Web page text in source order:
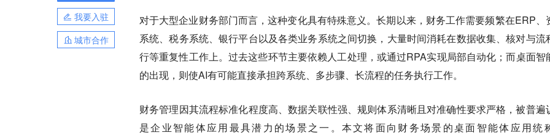
我要入驻
城市合作
对于大型企业财务部门而言，这种变化具有特殊意义。长期以来，财务工作需要频繁在ERP、
系统、税务系统、银行平台以及各类业务系统之间切换，大量时间消耗在数据收集、核对与流
行等重复性工作上。过去这些环节主要依赖人工处理，或通过RPA实现局部自动化；而桌面智
的出现，则使AI有可能直接承担跨系统、多步骤、长流程的任务执行工作。
财务管理因其流程标准化程度高、数据关联性强、规则体系清晰且对准确性要求严格，被普遍
是企业智能体应用最具潜力的场景之一。本文将面向财务场景的桌面智能体应用统